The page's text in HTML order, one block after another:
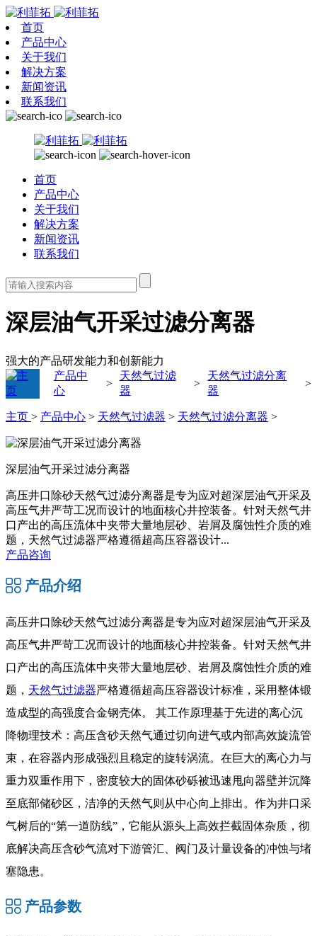
首页
产品中心
关于我们
解决方案
新闻资讯
联系我们
首页
产品中心
关于我们
解决方案
新闻资讯
联系我们
深层油气开采过滤分离器
强大的产品研发能力和创新能力
产品中
心
>
天然气过滤
器
>
天然气过滤分离
器
>
主页 > 产品中心 > 天然气过滤器 > 天然气过滤分离器 >
深层油气开采过滤分离器
高压井口除砂天然气过滤分离器是专为应对超深层油气开采及
高压气井严苛工况而设计的地面核心井控装备。针对天然气井
口产出的高压流体中夹带大量地层砂、岩屑及腐蚀性介质的难
题，天然气过滤器严格遵循超高压容器设计...
产品咨询
产品介绍
高压井口除砂天然气过滤分离器是专为应对超深层油气开采及
高压气井严苛工况而设计的地面核心井控装备。针对天然气井
口产出的高压流体中夹带大量地层砂、岩屑及腐蚀性介质的难
题， 天然气过滤器严格遵循超高压容器设计标准，采用整体锻
造成型的高强度合金钢壳体。 其工作原理基于先进的离心沉
降物理技术：高压含砂天然气通过切向进气或内部高效旋流管
束，在容器内形成强烈且稳定的旋转涡流。在巨大的离心力与
重力双重作用下，密度较大的固体砂砾被迅速甩向器壁并沉降
至底部储砂区，洁净的天然气则从中心向上排出。作为井口采
气树后的“第一道防线”，它能从源头上高效拦截固体杂质，彻
底解决高压含砂气流对下游管汇、阀门及计量设备的冲蚀与堵
塞隐患。
产品参数